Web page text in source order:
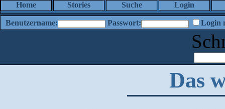
Home Stories Suche Login
Benutzername: Passwort: Login
Das